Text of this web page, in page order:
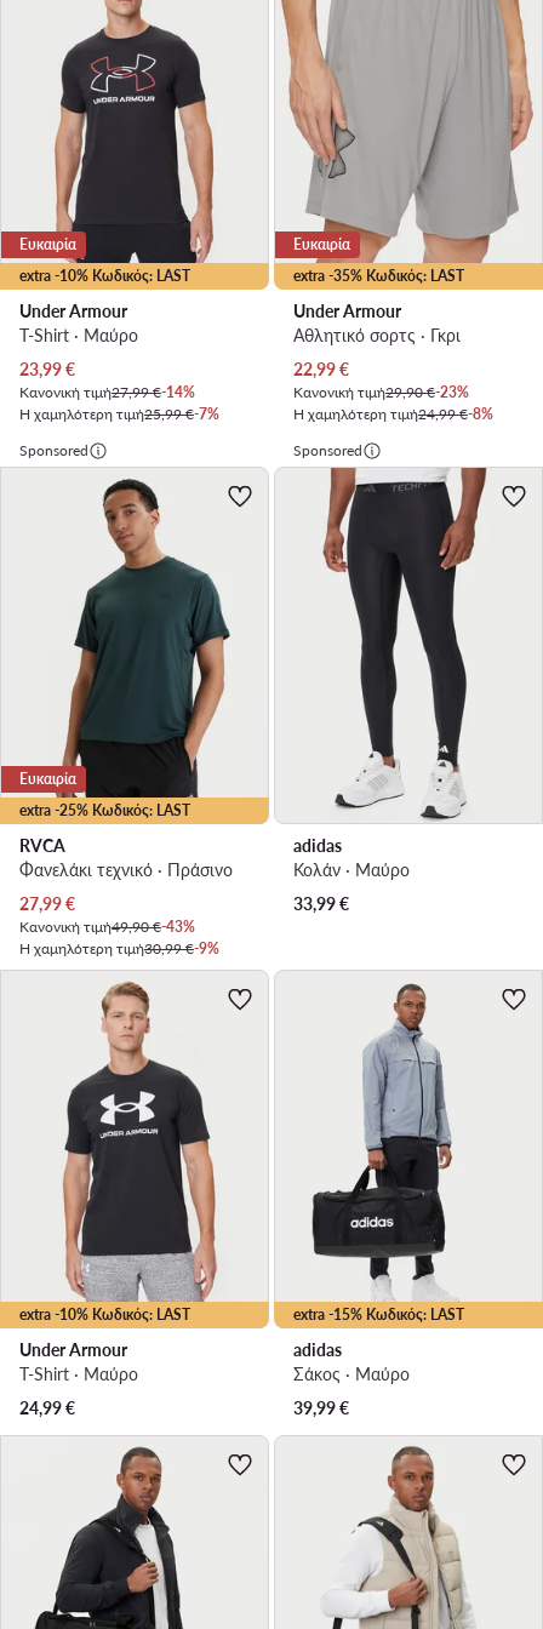
extra -10% Κωδικός: LAST
Ευκαιρία
Under Armour
T-Shirt · Μαύρο
Τρέχουσα τιμή
23,99€
Κανονική τιμή27,99 €-14%
Η χαμηλότερη τιμή25,99 €-7%
extra -35% Κωδικός: LAST
Ευκαιρία
Under Armour
Αθλητικό σορτς · Γκρι
Τρέχουσα τιμή
22,99€
Κανονική τιμή29,90 €-23%
Η χαμηλότερη τιμή24,99 €-8%
Sponsored
extra -25% Κωδικός: LAST
Ευκαιρία
RVCA
Φανελάκι τεχνικό · Πράσινο
Τρέχουσα τιμή
27,99€
Κανονική τιμή49,90 €-43%
Η χαμηλότερη τιμή30,99 €-9%
Sponsored
adidas
Κολάν · Μαύρο
33,99€
extra -10% Κωδικός: LAST
Under Armour
T-Shirt · Μαύρο
24,99€
extra -15% Κωδικός: LAST
adidas
Σάκος · Μαύρο
39,99€